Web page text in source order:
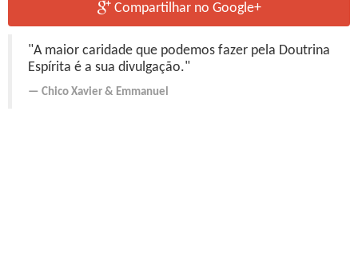
Compartilhar no Google+
"A maior caridade que podemos fazer pela Doutrina
Espírita é a sua divulgação."
Chico Xavier & Emmanuel